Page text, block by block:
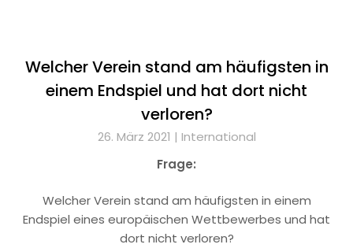
Welcher Verein stand am häufigsten in
einem Endspiel und hat dort nicht
verloren?
26. März 2021 | International
Frage:
Welcher Verein stand am häufigsten in einem
Endspiel eines europäischen Wettbewerbes und hat
dort nicht verloren?